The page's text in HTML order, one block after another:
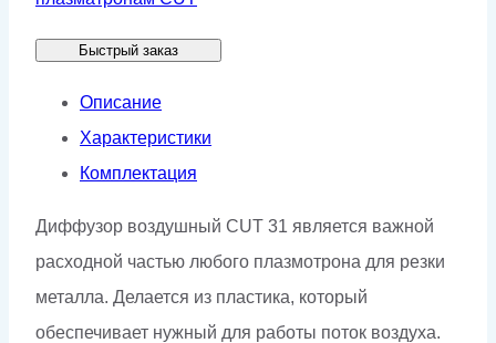
(CUT-
PRO)
(для
UltraCUT-
40)
Быстрый заказ
Описание
Характеристики
Комплектация
Диффузор воздушный CUT 31 является важной
расходной частью любого плазмотрона для резки
металла. Делается из пластика, который
обеспечивает нужный для работы поток воздуха.